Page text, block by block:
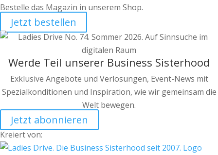
Bestelle das Magazin in unserem Shop.
Jetzt bestellen
Werde Teil unserer Business Sisterhood
Exklusive Angebote und Verlosungen, Event-News mit
Spezialkonditionen und Inspiration, wie wir gemeinsam die
Welt bewegen.
Jetzt abonnieren
Kreiert von: